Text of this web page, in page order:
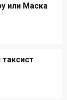
или Маска
Дон